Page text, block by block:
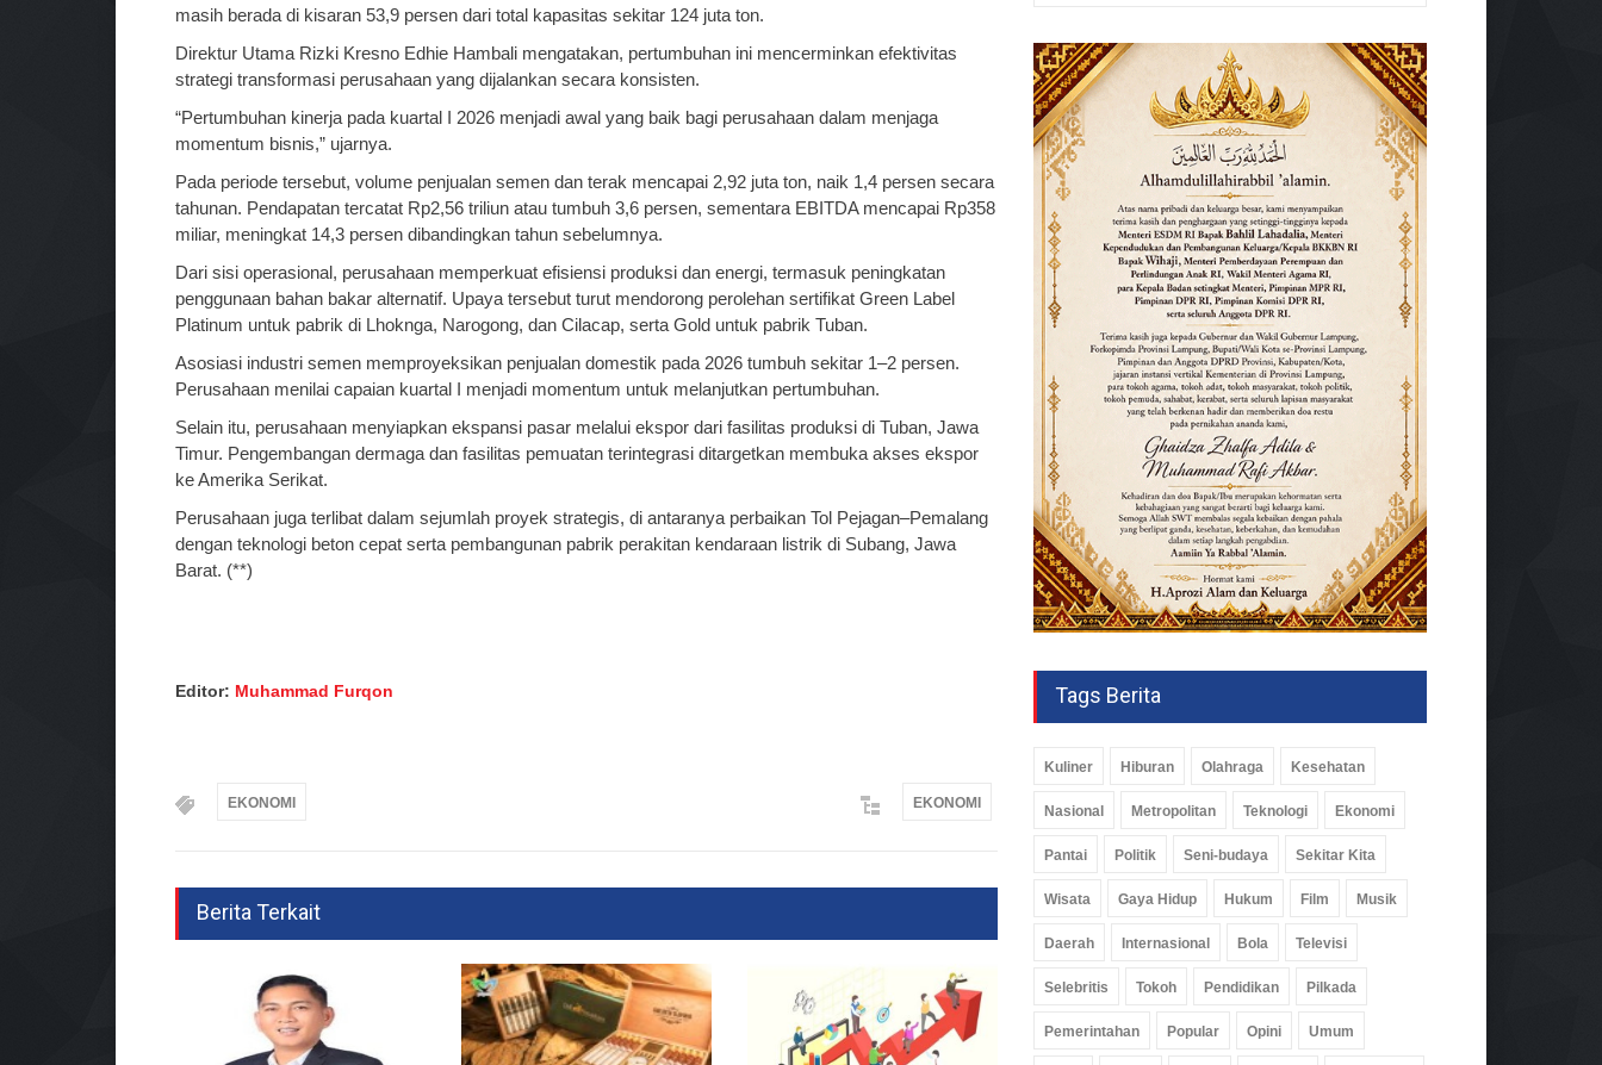
masih berada di kisaran 53,9 persen dari total kapasitas sekitar 124 juta ton.
Direktur Utama Rizki Kresno Edhie Hambali mengatakan, pertumbuhan ini mencerminkan efektivitas
strategi transformasi perusahaan yang dijalankan secara konsisten.
“Pertumbuhan kinerja pada kuartal I 2026 menjadi awal yang baik bagi perusahaan dalam menjaga
momentum bisnis,” ujarnya.
Pada periode tersebut, volume penjualan semen dan terak mencapai 2,92 juta ton, naik 1,4 persen secara
tahunan. Pendapatan tercatat Rp2,56 triliun atau tumbuh 3,6 persen, sementara EBITDA mencapai Rp358
miliar, meningkat 14,3 persen dibandingkan tahun sebelumnya.
Dari sisi operasional, perusahaan memperkuat efisiensi produksi dan energi, termasuk peningkatan
penggunaan bahan bakar alternatif. Upaya tersebut turut mendorong perolehan sertifikat Green Label
Platinum untuk pabrik di Lhoknga, Narogong, dan Cilacap, serta Gold untuk pabrik Tuban.
Asosiasi industri semen memproyeksikan penjualan domestik pada 2026 tumbuh sekitar 1–2 persen.
Perusahaan menilai capaian kuartal I menjadi momentum untuk melanjutkan pertumbuhan.
Selain itu, perusahaan menyiapkan ekspansi pasar melalui ekspor dari fasilitas produksi di Tuban, Jawa
Timur. Pengembangan dermaga dan fasilitas pemuatan terintegrasi ditargetkan membuka akses ekspor
ke Amerika Serikat.
Perusahaan juga terlibat dalam sejumlah proyek strategis, di antaranya perbaikan Tol Pejagan–Pemalang
dengan teknologi beton cepat serta pembangunan pabrik perakitan kendaraan listrik di Subang, Jawa
Barat. (**)
Editor: Muhammad Furqon
EKONOMI EKONOMI
Berita Terkait
Tags Berita
Kuliner Hiburan Olahraga Kesehatan
Nasional Metropolitan Teknologi Ekonomi
Pantai Politik Seni-budaya Sekitar Kita
Wisata Gaya Hidup Hukum Film Musik
Daerah Internasional Bola Televisi
Selebritis Tokoh Pendidikan Pilkada
Pemerintahan Popular Opini Umum